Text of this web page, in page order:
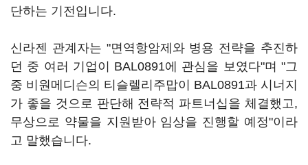
단하는 기전입니다.
신라젠 관계자는 "면역항암제와 병용 전략을 추진하
던 중 여러 기업이 BAL0891에 관심을 보였다"며 "그
중 비원메디슨의 티슬렐리주맙이 BAL0891과 시너지
가 좋을 것으로 판단해 전략적 파트너십을 체결했고,
무상으로 약물을 지원받아 임상을 진행할 예정"이라
고 말했습니다.